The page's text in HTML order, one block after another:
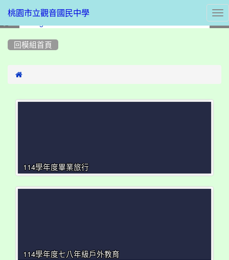
桃園市立觀音國民中學
回模組首頁

114學年度畢業旅行
114學年度七八年級戶外教育